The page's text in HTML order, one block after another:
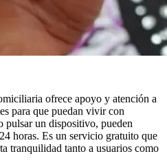
ofrece apoyo y atención a
para que puedan vivir con
pulsar un dispositivo, pueden
horas. Es un servicio gratuito que
tranquilidad tanto a usuarios como